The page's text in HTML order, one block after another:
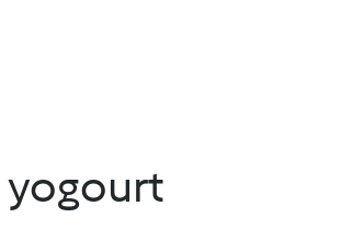
yogourt